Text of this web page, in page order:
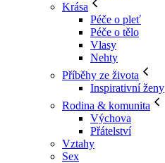
Krása
Péče o pleť
Péče o tělo
Vlasy
Nehty
Příběhy ze života
Inspirativní ženy
Rodina & komunita
Výchova
Přátelství
Vztahy
Sex